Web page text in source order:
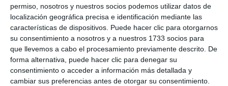
permiso, nosotros y nuestros socios podemos utilizar datos de
localización geográfica precisa e identificación mediante las
características de dispositivos. Puede hacer clic para otorgarnos
su consentimiento a nosotros y a nuestros 1733 socios para
que llevemos a cabo el procesamiento previamente descrito. De
forma alternativa, puede hacer clic para denegar su
consentimiento o acceder a información más detallada y
cambiar sus preferencias antes de otorgar su consentimiento.